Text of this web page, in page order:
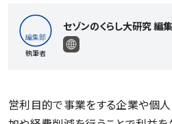
執筆者
セゾンのくらし大研究 編
営利目的で事業をする企業や個